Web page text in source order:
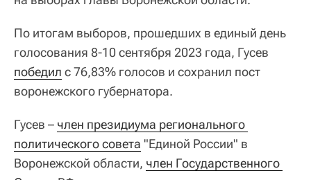
По итогам выборов, прошедших в единый день
голосования 8-10 сентября 2023 года, Гусев
победил с 76,83% голосов и сохранил пост
воронежского губернатора.
Гусев – член президиума регионального
политического совета "Единой России" в
Воронежской области, член Государственного